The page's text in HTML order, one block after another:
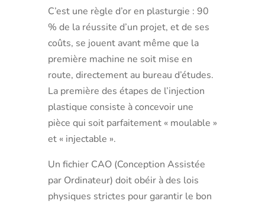
C’est une règle d’or en plasturgie : 90
% de la réussite d’un projet, et de ses
coûts, se jouent avant même que la
première machine ne soit mise en
route, directement au bureau d’études.
La première des étapes de l’injection
plastique consiste à concevoir une
pièce qui soit parfaitement « moulable »
et « injectable ».
Un fichier CAO (Conception Assistée
par Ordinateur) doit obéir à des lois
physiques strictes pour garantir le bon